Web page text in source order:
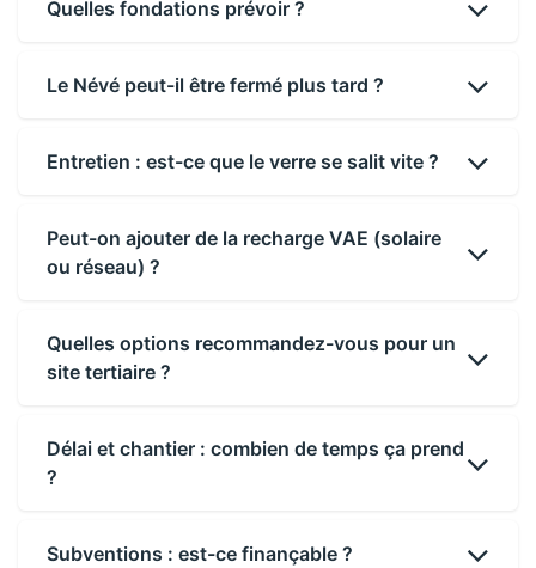
Quelles fondations prévoir ?
Le Névé peut-il être fermé plus tard ?
Entretien : est-ce que le verre se salit vite ?
Peut-on ajouter de la recharge VAE (solaire
ou réseau) ?
Quelles options recommandez-vous pour un
site tertiaire ?
Délai et chantier : combien de temps ça prend
?
Subventions : est-ce finançable ?